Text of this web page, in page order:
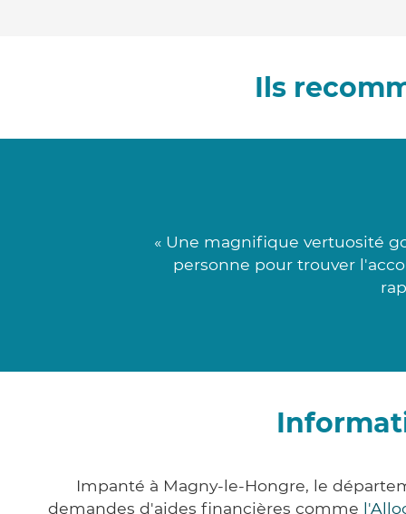
Ils
« Une magnifique vertuosité
personne pour trouver
Impanté à Magny-le-Hongre, le
demandes d'aides financières comme